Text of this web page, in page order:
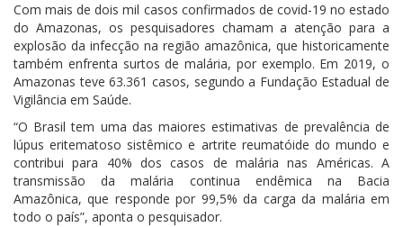
Com mais de dois mil casos confirmados de covid-19 no estado
do Amazonas, os pesquisadores chamam a atenção para a
explosão da infecção na região amazônica, que historicamente
também enfrenta surtos de malária, por exemplo. Em 2019, o
Amazonas teve 63.361 casos, segundo a Fundação Estadual de
Vigilância em Saúde.
“O Brasil tem uma das maiores estimativas de prevalência de
lúpus eritematoso sistêmico e artrite reumatóide do mundo e
contribui para 40% dos casos de malária nas Américas. A
transmissão da malária continua endêmica na Bacia
Amazônica, que responde por 99,5% da carga da malária em
todo o país”, aponta o pesquisador.